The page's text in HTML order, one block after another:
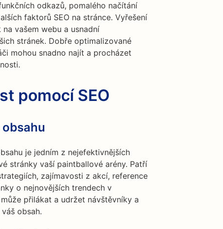
odkazů, pomalého načítání
faktorů SEO na stránce. Vyřešení
vašem webu a usnadní
stránek. Dobře optimalizované
mohou snadno najít a procházet
pomocí SEO
je jedním z nejefektivnějších
stránky vaší paintballové arény. Patří
zajímavosti z akcí, reference
o nejnovějších trendech v
přilákat a udržet návštěvníky a
obsah.